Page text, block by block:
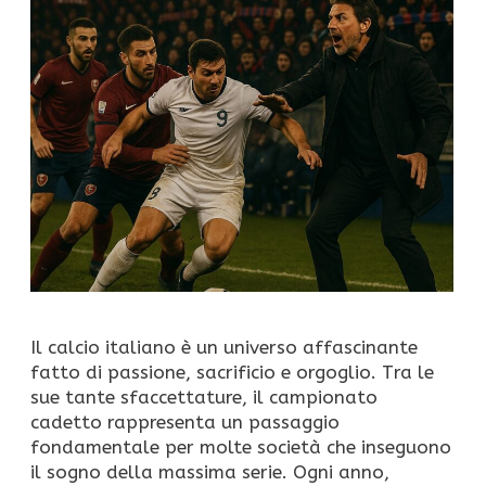
Il calcio italiano è un universo affascinante
fatto di passione, sacrificio e orgoglio. Tra le
sue tante sfaccettature, il campionato
cadetto rappresenta un passaggio
fondamentale per molte società che inseguono
il sogno della massima serie. Ogni anno,